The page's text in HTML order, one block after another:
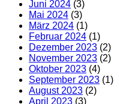
Juni 2024 (3)
Mai 2024 (3)
März 2024 (1)
Februar 2024 (1)
Dezember 2023 (2)
November 2023 (2)
Oktober 2023 (4)
September 2023 (1)
August 2023 (2)
April 2023 (3)